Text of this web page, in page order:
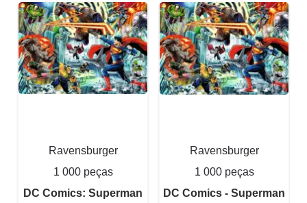
Ravensburger
1 000 peças
DC Comics: Superman
Ravensburger
1 000 peças
DC Comics - Superman